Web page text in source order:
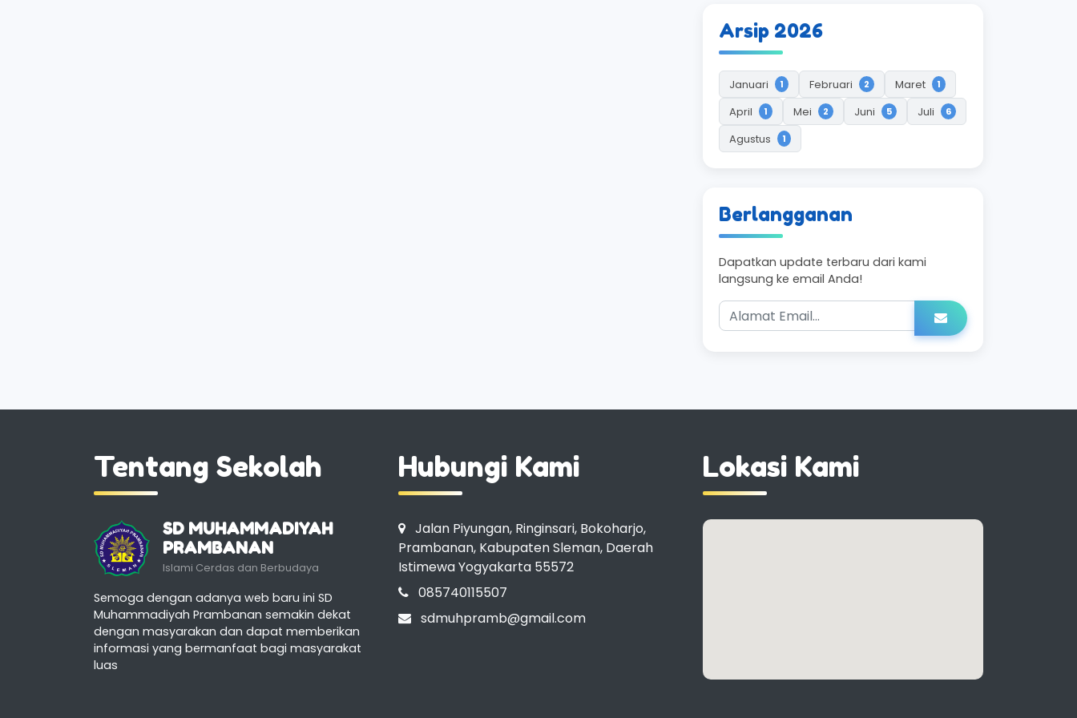
Arsip 2026
Januari 1 Februari 2 Maret 1
April 1 Mei 2 Juni 5 Juli 6
Agustus 1
Berlangganan
Dapatkan update terbaru dari kami
langsung ke email Anda!
Tentang Sekolah
SD MUHAMMADIYAH
PRAMBANAN
Islami Cerdas dan Berbudaya
Semoga dengan adanya web baru ini SD
Muhammadiyah Prambanan semakin dekat
dengan masyarakan dan dapat memberikan
informasi yang bermanfaat bagi masyarakat
luas
Hubungi Kami
Jalan Piyungan, Ringinsari, Bokoharjo,
Prambanan, Kabupaten Sleman, Daerah
Istimewa Yogyakarta 55572
085740115507
sdmuhpramb@gmail.com
Lokasi Kami